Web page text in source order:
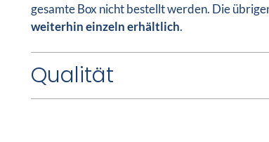
gesamte Box nicht bestellt werden. Die
weiterhin einzeln erhältlich.
Qualität